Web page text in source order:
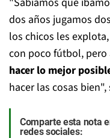
dos años jugamos
los chicos les
con poco fútbol, pero
hacer lo mejor
hacer las cosas
Comparte esta nota
redes sociales: